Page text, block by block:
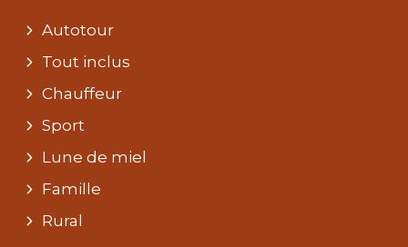
Autotour
Tout inclus
Chauffeur
Sport
Lune de miel
Famille
Rural